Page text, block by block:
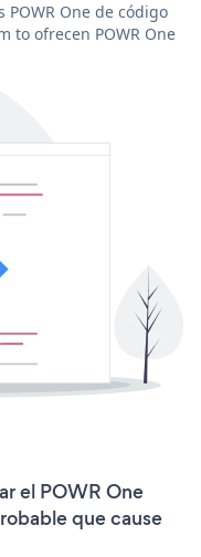
One de código
to ofrecen POWR One
el POWR One
que cause